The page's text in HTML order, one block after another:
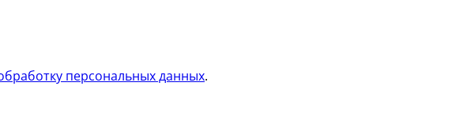
персональных данных.